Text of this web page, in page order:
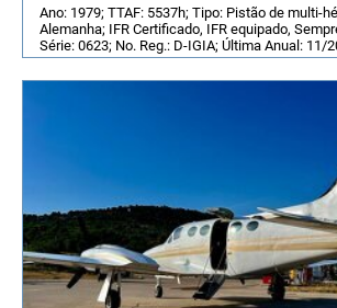
Ano: 1979; TTAF: 5537h; Tipo: Pistão de multi-
Alemanha; IFR Certificado, IFR equipado,
Série: 0623; No. Reg.: D-IGIA; Última Anual: 11/